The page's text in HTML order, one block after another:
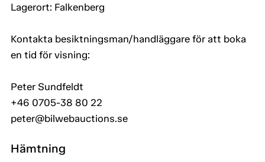
Lagerort: Falkenberg
Kontakta besiktningsman/handläggare för att boka
en tid för visning:
Peter Sundfeldt
+46 0705-38 80 22
peter@bilwebauctions.se
Hämtning